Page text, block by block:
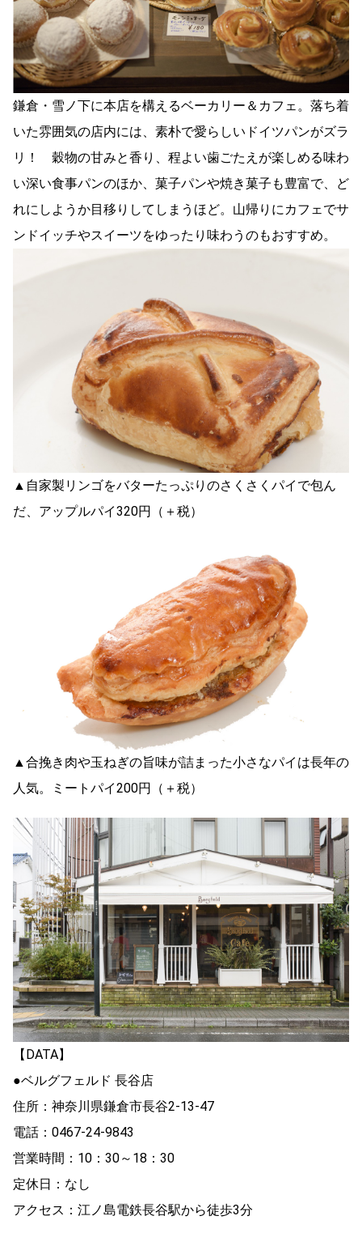
鎌倉・雪ノ下に本店を構えるベーカリー＆カフェ。落ち着
いた雰囲気の店内には、素朴で愛らしいドイツパンがズラ
リ！ 穀物の甘みと香り、程よい歯ごたえが楽しめる味わ
い深い食事パンのほか、菓子パンや焼き菓子も豊富で、ど
れにしようか目移りしてしまうほど。山帰りにカフェでサ
ンドイッチやスイーツをゆったり味わうのもおすすめ。
▲自家製リンゴをバターたっぷりのさくさくパイで包ん
だ、アップルパイ320円（＋税）
▲合挽き肉や玉ねぎの旨味が詰まった小さなパイは長年の
人気。ミートパイ200円（＋税）
【DATA】
●ベルグフェルド 長谷店
住所：神奈川県鎌倉市長谷2-13-47
電話：0467-24-9843
営業時間：10：30～18：30
定休日：なし
アクセス：江ノ島電鉄長谷駅から徒歩3分